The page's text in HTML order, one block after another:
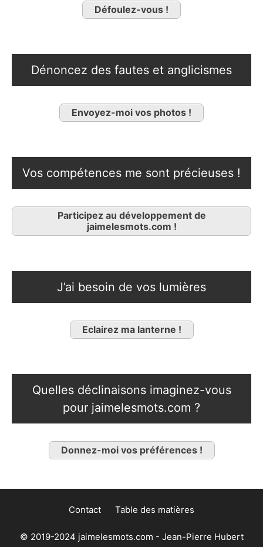
Défoulez-vous !
Dénoncez des fautes et anglicismes
Envoyez-moi vos photos !
Vos compétences me sont précieuses !
Participez au développement de
jaimelesmots.com !
J’ai besoin de vos lumières
Eclairez ma lanterne !
Quelles déclinaisons imaginez-vous
pour jaimelesmots.com ?
Donnez-moi vos préférences !
Contact Table des matières
© 2019-2024 jaimelesmots.com - Jean-Pierre Hubert